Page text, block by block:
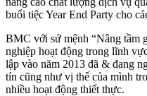
buổi tiệc Year End Party cho
BMC với sứ mệnh “Nâng tầm
nghiệp hoạt động trong lĩnh
lập vào năm 2013 đã & đang
tín cũng như vị thế của mình
nhiều hoạt động thiết thực.